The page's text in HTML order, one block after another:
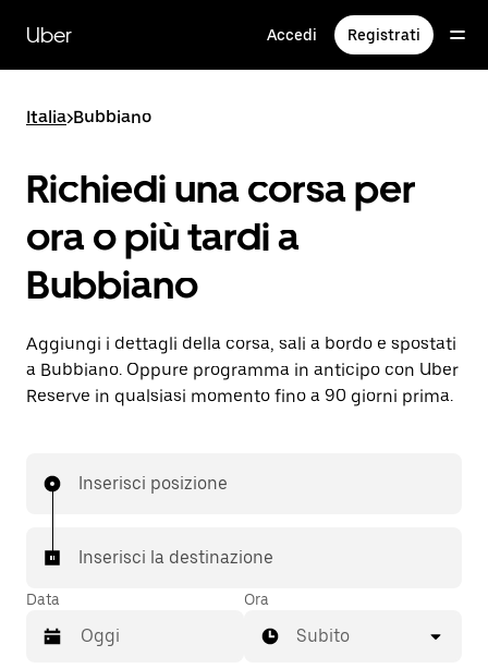
contenuto
principale
Uber Accedi Registrati
Italia>Bubbiano
Richiedi una corsa per
ora o più tardi a
Bubbiano
Aggiungi i dettagli della corsa, sali a bordo e spostati
a Bubbiano. Oppure programma in anticipo con Uber
Reserve in qualsiasi momento fino a 90 giorni prima.
Inserisci posizione
Inserisci la destinazione
Data Ora
Subito